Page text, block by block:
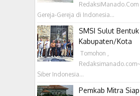
Gereja-Gereja di Indonesia...
SMSI Sulut
Kabupaten/Kota
‎ Tomohon ,
Siber Indonesia...
Pemkab Mitra